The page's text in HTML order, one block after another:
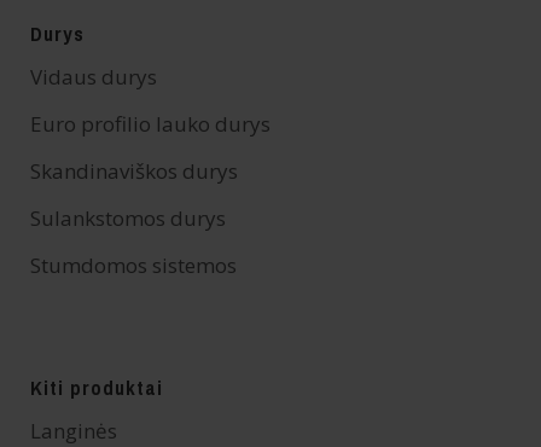
Durys
Vidaus durys
Euro profilio lauko durys
Skandinaviškos durys
Sulankstomos durys
Stumdomos sistemos
Kiti produktai
Langinės